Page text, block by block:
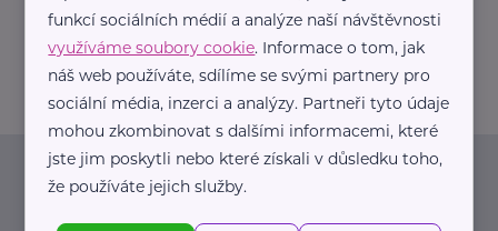
+420 605 244 772
houstecka.alena@gmail.com
Newsletter
funkcí sociálních médií a analýze naší návštěvnosti
využíváme soubory cookie. Informace o tom, jak
náš web používáte, sdílíme se svými partnery pro
sociální média, inzerci a analýzy. Partneři tyto údaje
mohou zkombinovat s dalšími informacemi, které
jste jim poskytli nebo které získali v důsledku toho,
že používáte jejich služby.